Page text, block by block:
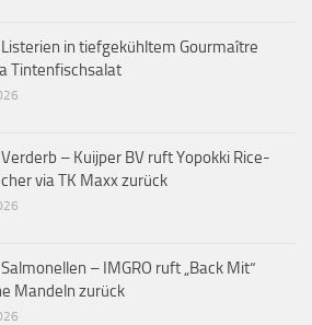
in tiefgekühltem Gourmaître
Tintenfischsalat
– Kuijper BV ruft Yopokki Rice-
via TK Maxx zurück
– IMGRO ruft „Back Mit“
Mandeln zurück